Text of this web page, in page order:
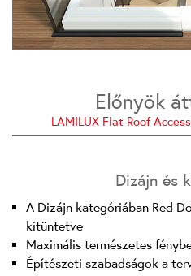
Előnyök
LAMILUX Flat Roof
Dizájn és
A Dizájn kategóriában Red
kitüntetve
Maximális természetes
Építészeti szabadságok a